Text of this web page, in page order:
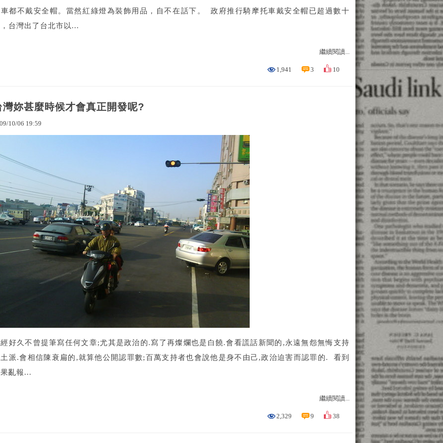
都不戴安全帽。當然紅綠燈為裝飾用品，自不在話下。 政府推行騎摩托車戴安全帽已超過數十
台灣出了台北市以...
繼續閱讀...
1,941 3 10
灣妳甚麼時候才會真正開發呢?
/10/06 19:59
好久不曾提筆寫任何文章;尤其是政治的.寫了再燦爛也是白饒.會看謊話新聞的,永遠無怨無悔支持
派.會相信陳衰扁的,就算他公開認罪數;百萬支持者也會說他是身不由己,政治迫害而認罪的. 看到
亂報...
繼續閱讀...
2,329 9 38